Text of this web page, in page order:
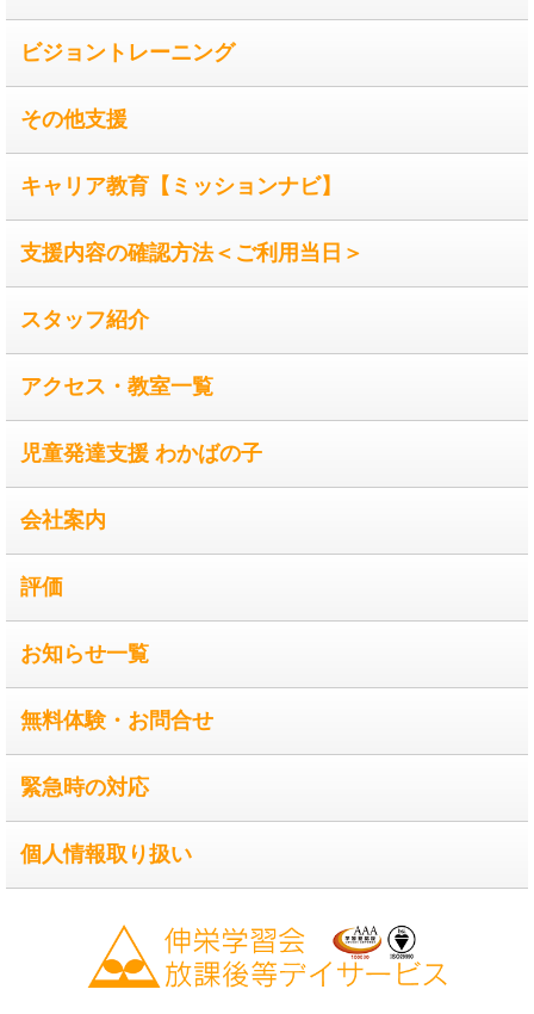
ビジョントレーニング
その他支援
キャリア教育【ミッションナビ】
支援内容の確認方法＜ご利用当日＞
スタッフ紹介
アクセス・教室一覧
児童発達支援 わかばの子
会社案内
評価
お知らせ一覧
無料体験・お問合せ
緊急時の対応
個人情報取り扱い